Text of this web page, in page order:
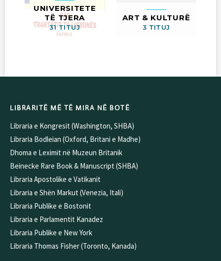
UNIVERSITETE
TË TJERA
31 TITUJ
ART & KULTURË
3 TITUJ
LIBRARITË MË TË MIRA NË BOTË
Libraria e Kongresit (Washington, SHBA)
Libraria Bodleian (Oxford, Britani e Madhe)
Dhoma e Leximit në Muzeun Britanik
Beinecke Rare Book & Manuscript (SHBA)
Libraria Apostolike e Vatikanit
Libraria e Shën Markut (Venezia, Itali)
Libraria Publike e Bostonit
Libraria e Parlamentit Kanadez
Libraria Publike e New York
Libraria Thomas Fisher (Toronto, Kanada)